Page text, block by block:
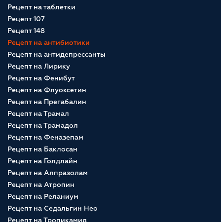
Рецепт на таблетки
Рецепт 107
Рецепт 148
Рецепт на антибиотики
Рецепт на антидепрессанты
Рецепт на Лирику
Рецепт на Фенибут
Рецепт на Флуоксетин
Рецепт на Прегабалин
Рецепт на Трамал
Рецепт на Трамадол
Рецепт на Феназепам
Рецепт на Баклосан
Рецепт на Голдлайн
Рецепт на Алпразолам
Рецепт на Атропин
Рецепт на Реланиум
Рецепт на Седальгин Нео
Рецепт на Тропикамид